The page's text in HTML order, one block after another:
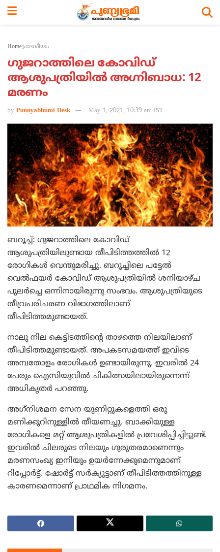
Home ദേശീയം
ഗുജറാത്തിലെ കോവിഡ്
ആശുപത്രിയില്‍ അഗ്നിബാധ: 12
മരണം
by Punnyabhumi Desk May 1, 2021, 10:39 am IST
ബറൂച്ച്: ഗുജറാത്തിലെ കോവിഡ്
ആശുപത്രിയിലുണ്ടായ തീപിടിത്തത്തില്‍ 12
രോഗികള്‍ വെന്തുമരിച്ചു. ബറൂച്ചിലെ പട്ടേല്‍
വെല്‍ഫയര്‍ കോവിഡ് ആശുപത്രിയില്‍ ശനിയാഴ്ച
പുലര്‍ച്ചെ ഒന്നിനായിരുന്നു സംഭവം. ആശുപത്രിയുടെ
തീവ്രപരിചരണ വിഭാഗത്തിലാണ്
തീപിടിത്തമുണ്ടായത്.
നാലു നില കെട്ടിടത്തിന്റെ താഴത്തെ നിലയിലാണ്
തീപിടിത്തമുണ്ടായത്. അപകടസമയത്ത് ഇവിടെ
അമ്പതോളം രോഗികള്‍ ഉണ്ടായിരുന്നു. ഇവരില്‍ 24
പേരും ഐസിയുവില്‍ ചികിത്സയിലായിരുന്നെന്ന്
അധികൃതര്‍ പറഞ്ഞു.
അഗ്‌നിശമന സേന യൂണിറ്റുകളെത്തി ഒരു
മണിക്കൂറിനുള്ളില്‍ തീയണച്ചു. ബാക്കിയുള്ള
രോഗികളെ മറ്റ് ആശുപത്രികളില്‍ പ്രവേശിപ്പിച്ചിട്ടുണ്ട്.
ഇവരില്‍ ചിലരുടെ നിലയും ഗുരുതരമാണെന്നും
മരണസംഖ്യ ഇനിയും ഉയര്‍ന്നേക്കുമെന്നുമാണ്
റിപ്പോര്‍ട്ട്. ഷോര്‍ട്ട് സര്‍ക്യൂട്ടാണ് തീപിടിത്തത്തിനുള്ള
കാരണമെന്നാണ് പ്രാഥമിക നിഗമനം.